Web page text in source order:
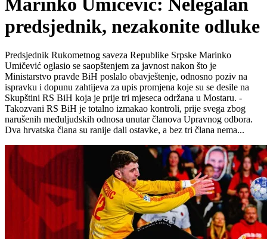
predsjednik, nezakonite odluke
Predsjednik Rukometnog saveza Republike Srpske Marinko
Umičević oglasio se saopštenjem za javnost nakon što je
Ministarstvo pravde BiH poslalo obavještenje, odnosno poziv na
ispravku i dopunu zahtijeva za upis promjena koje su se desile na
Skupštini RS BiH koja je prije tri mjeseca održana u Mostaru. -
Takozvani RS BiH je totalno izmakao kontroli, prije svega zbog
narušenih međuljudskih odnosa unutar članova Upravnog odbora.
Dva hrvatska člana su ranije dali ostavke, a bez tri člana nema...